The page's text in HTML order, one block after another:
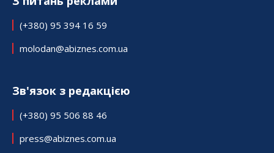
(+380) 95 394 16 59
molodan@abiznes.com.ua
Зв'язок з редакцією
(+380) 95 506 88 46
press@abiznes.com.ua